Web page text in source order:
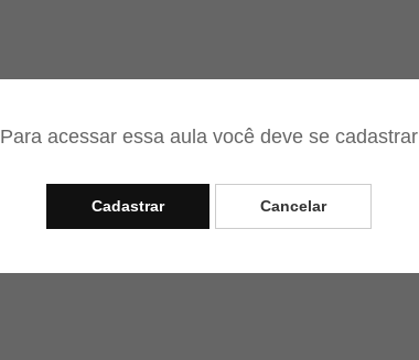
Para acessar essa aula você deve se cadastrar
Cadastrar Cancelar